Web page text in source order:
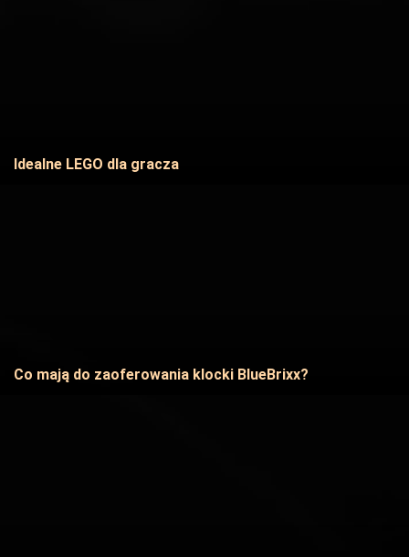
Idealne LEGO dla gracza
Co mają do zaoferowania klocki BlueBrixx?